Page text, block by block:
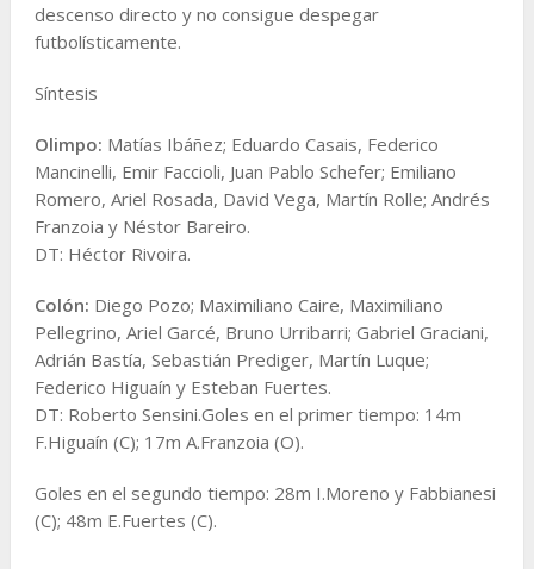
descenso directo y no consigue despegar
futbolísticamente.
Síntesis
Olimpo: Matías Ibáñez; Eduardo Casais, Federico
Mancinelli, Emir Faccioli, Juan Pablo Schefer; Emiliano
Romero, Ariel Rosada, David Vega, Martín Rolle; Andrés
Franzoia y Néstor Bareiro.
DT: Héctor Rivoira.
Colón: Diego Pozo; Maximiliano Caire, Maximiliano
Pellegrino, Ariel Garcé, Bruno Urribarri; Gabriel Graciani,
Adrián Bastía, Sebastián Prediger, Martín Luque;
Federico Higuaín y Esteban Fuertes.
DT: Roberto Sensini.Goles en el primer tiempo: 14m
F.Higuaín (C); 17m A.Franzoia (O).
Goles en el segundo tiempo: 28m I.Moreno y Fabbianesi
(C); 48m E.Fuertes (C).